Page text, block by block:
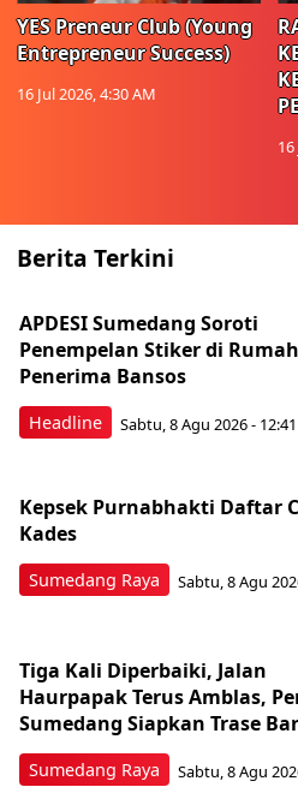
YES Preneur Club (Young
Entrepreneur Success)
16 Jul 2026, 4:30 AM
Berita Terkini
Headline
APDESI Sumedang Soroti
Penempelan Stiker di Rumah
Penerima Bansos
Sabtu, 8 Agu 2026 - 12:41
Sumedang Raya
Kepsek Purnabhakti Daftar
Kades
Sabtu, 8 Agu
Sumedang Raya
Tiga Kali Diperbaiki, Jalan
Haurpapak Terus Amblas,
Sumedang Siapkan Trase
Sabtu, 8 Agu